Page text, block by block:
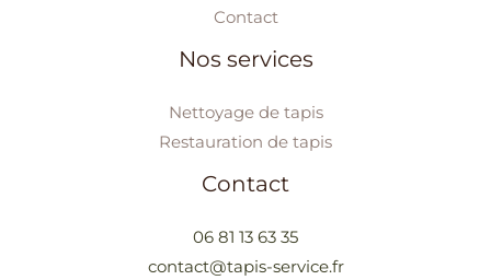
Contact
Nos services
Nettoyage de tapis
Restauration de tapis
Contact
06 81 13 63 35
contact@tapis-service.fr